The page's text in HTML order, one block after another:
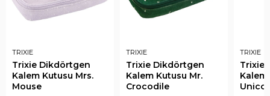
TRIXIE
Trixie Dikdörtgen
Kalem Kutusu Mrs.
Mouse
TRIXIE
Trixie Dikdörtgen
Kalem Kutusu Mr.
Crocodile
TRIXIE
Trixie
Kalem